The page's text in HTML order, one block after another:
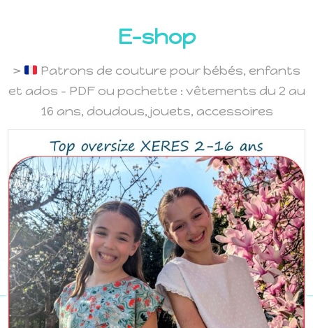
E-shop
>
Patrons de couture pour bébés, enfants
et ados – PDF ou pochette : vêtements du 2 au
16 ans, doudous, jouets, accessoires